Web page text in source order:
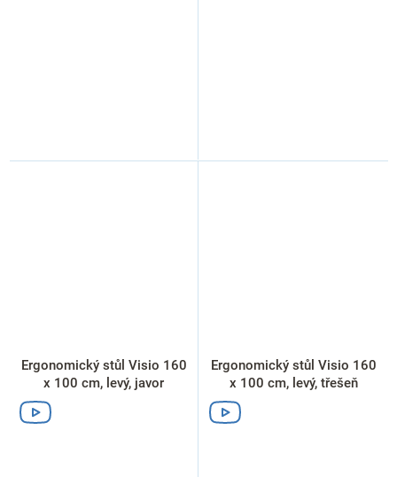
Ergonomický stůl Visio 160
x 100 cm, levý, javor
Ergonomický stůl Visio 160
x 100 cm, levý, třešeň